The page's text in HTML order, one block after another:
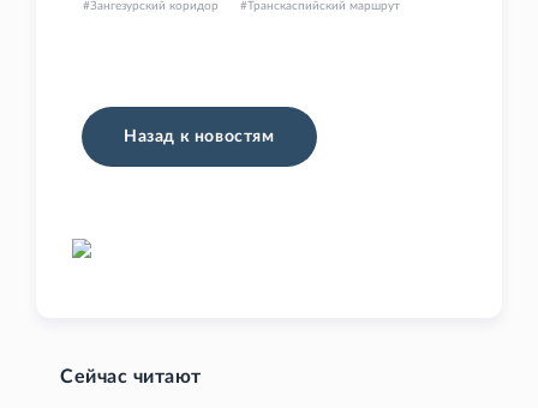
Зангезурский коридор Транскаспийский маршрут
Назад к новостям
Сейчас читают